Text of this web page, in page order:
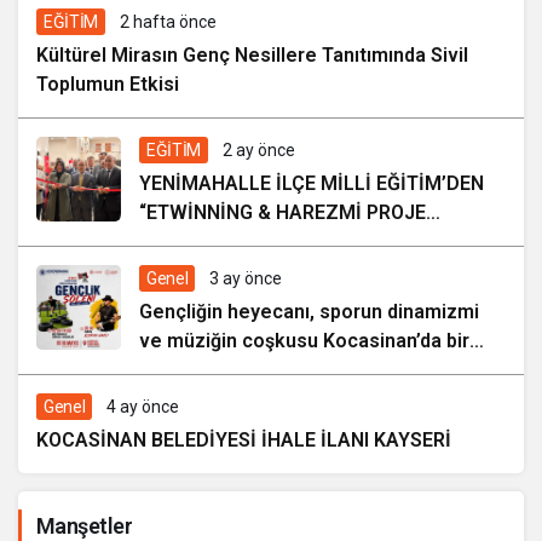
EĞİTİM 2 hafta önce
Kültürel Mirasın Genç Nesillere Tanıtımında Sivil
Toplumun Etkisi
EĞİTİM 2 ay önce
YENİMAHALLE İLÇE MİLLİ EĞİTİM’DEN
“ETWİNNİNG & HAREZMİ PROJE
ŞENLİĞİ”
Genel 3 ay önce
Gençliğin heyecanı, sporun dinamizmi
ve müziğin coşkusu Kocasinan’da bir
araya geliyor!
Genel 4 ay önce
KOCASİNAN BELEDİYESİ İHALE İLANI KAYSERİ
Manşetler